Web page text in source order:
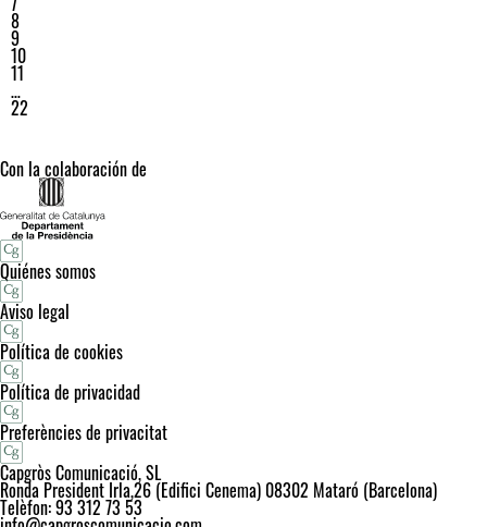
8
9
10
11
…
22
Con la colaboración de
Quiénes somos
Aviso legal
Política de cookies
Política de privacidad
Preferències de privacitat
Capgròs Comunicació, SL
Ronda President Irla,26 (Edifici Cenema) 08302 Mataró (Barcelona)
Telèfon: 93 312 73 53